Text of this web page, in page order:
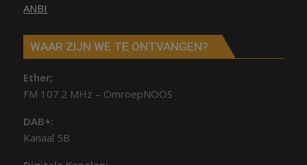
ANBI
WAAR ZIJN WE TE ONTVANGEN?
Ether;
FM 107.2 MHz – OmroepNOOS
DAB+:
Kanaal 5B